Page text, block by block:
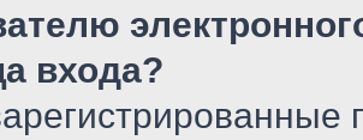
входа?